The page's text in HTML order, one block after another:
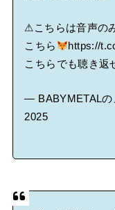
⚠こちらは音声の
こちら
https://
こちらでも聴き返
— BABYMETALの
2025